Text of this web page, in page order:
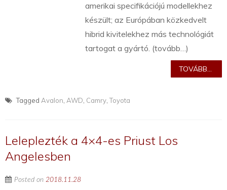
amerikai specifikációjú modellekhez
készült; az Európában közkedvelt
hibrid kivitelekhez más technológiát
tartogat a gyártó. (tovább…)
TOVÁBB...
Tagged Avalon AWD Camry ,Toyota
Leleplezték a 4×4-es Priust Los
Angelesben
Posted on 2018.11.28